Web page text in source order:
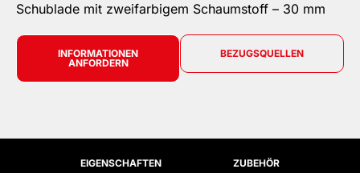
Schublade mit zweifarbigem Schaumstoff – 30 mm
INFORMATIONEN
ANFORDERN
BEZUGSQUELLEN
EIGENSCHAFTEN ZUBEHÖR